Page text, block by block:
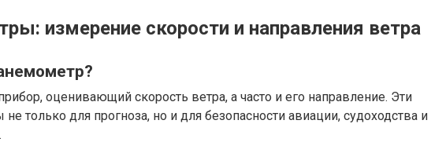
измерение скорости и направления ветра
оценивающий скорость ветра, а часто и его направление. Эти
только для прогноза, но и для безопасности авиации, судоходства и